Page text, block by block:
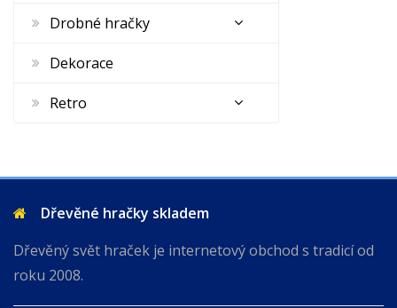
Drobné hračky
Dekorace
Retro
Dřevěné hračky skladem
Dřevěný svět hraček je internetový obchod s tradicí od
roku 2008.